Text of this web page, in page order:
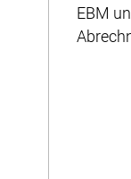
EBM